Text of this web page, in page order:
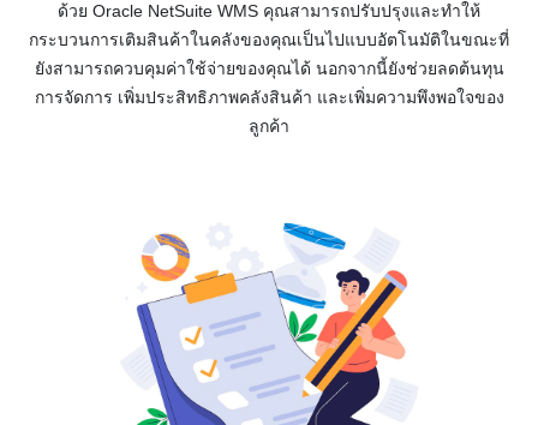
ด้วย Oracle NetSuite WMS คุณสามารถปรับปรุงและทำให้
กระบวนการเติมสินค้าในคลังของคุณเป็นไปแบบอัตโนมัติในขณะที่
ยังสามารถควบคุมค่าใช้จ่ายของคุณได้ นอกจากนี้ยังช่วยลดต้นทุน
การจัดการ เพิ่มประสิทธิภาพคลังสินค้า และเพิ่มความพึงพอใจของ
ลูกค้า